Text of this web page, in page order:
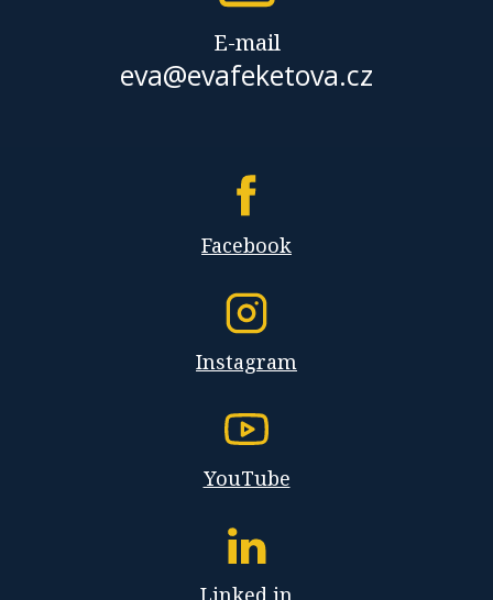
E-mail
eva@evafeketova.cz
Facebook
Instagram
YouTube
Linked in